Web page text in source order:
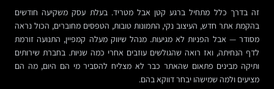
זה בדרך כלל מתחיל ברגע קטן אבל מטריד. בעלת עסק משקיעה חודשים
בהקמת אתר חדש, העיצוב נקי, התמונות טובות, הטפסים מחוברים, הכול נראה
מסודר — אבל הפניות לא מגיעות. מנהל שיווק מעלה קמפיין, התנועה זורמת
לדף הנחיתה, ואז רואה שהגולשים עוזבים אחרי כמה שניות. בחברת שירותים
ותיקה מבינים פתאום שהאתר כבר לא מצליח להסביר מי הם היום, מה הם
מציעים ולמה שמישהו יבחר דווקא בהם.